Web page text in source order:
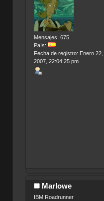
Mensajes: 675
País:
Fecha de registro: Enero 22,
2007, 22:04:25 pm
Marlowe
IBM Roadrunner